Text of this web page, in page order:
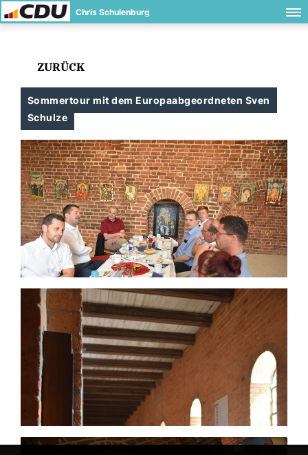
Chris Schulenburg
ZURÜCK
Sommertour mit dem Europaabgeordneten Sven
Schulze